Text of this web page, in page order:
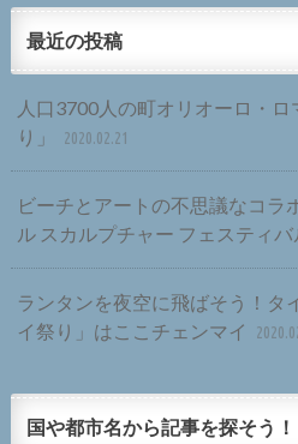
最近の投稿
人口3700人の町オリオーロ・
り」
2020.02.21
ビーチとアートの不思議なコラ
ル スカルプチャー フェスティバ
ランタンを夜空に飛ばそう！タ
イ祭り」はここチェンマイ
国や都市名から記事を探そう！